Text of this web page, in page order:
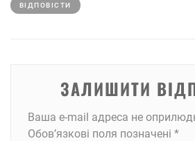
ВІДПОВІCТИ
ЗАЛИШИТИ
Ваша e-mail адреса не
Обов’язкові поля позначені *